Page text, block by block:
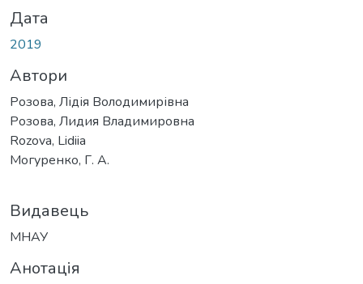
Дата
2019
Автори
Розова, Лідія Володимирівна
Розова, Лидия Владимировна
Rozova, Lidiia
Могуренко, Г. А.
Видавець
МНАУ
Анотація